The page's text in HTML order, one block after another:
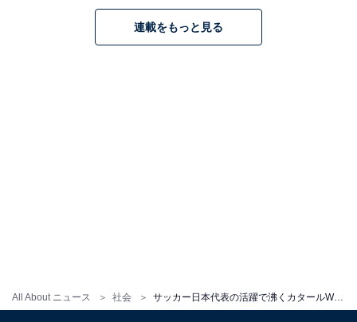
All About ニュース 社会 サッカー日本代表の活躍で沸くカタールW杯、世界ではなぜ批判されている？
連載をもっと見る